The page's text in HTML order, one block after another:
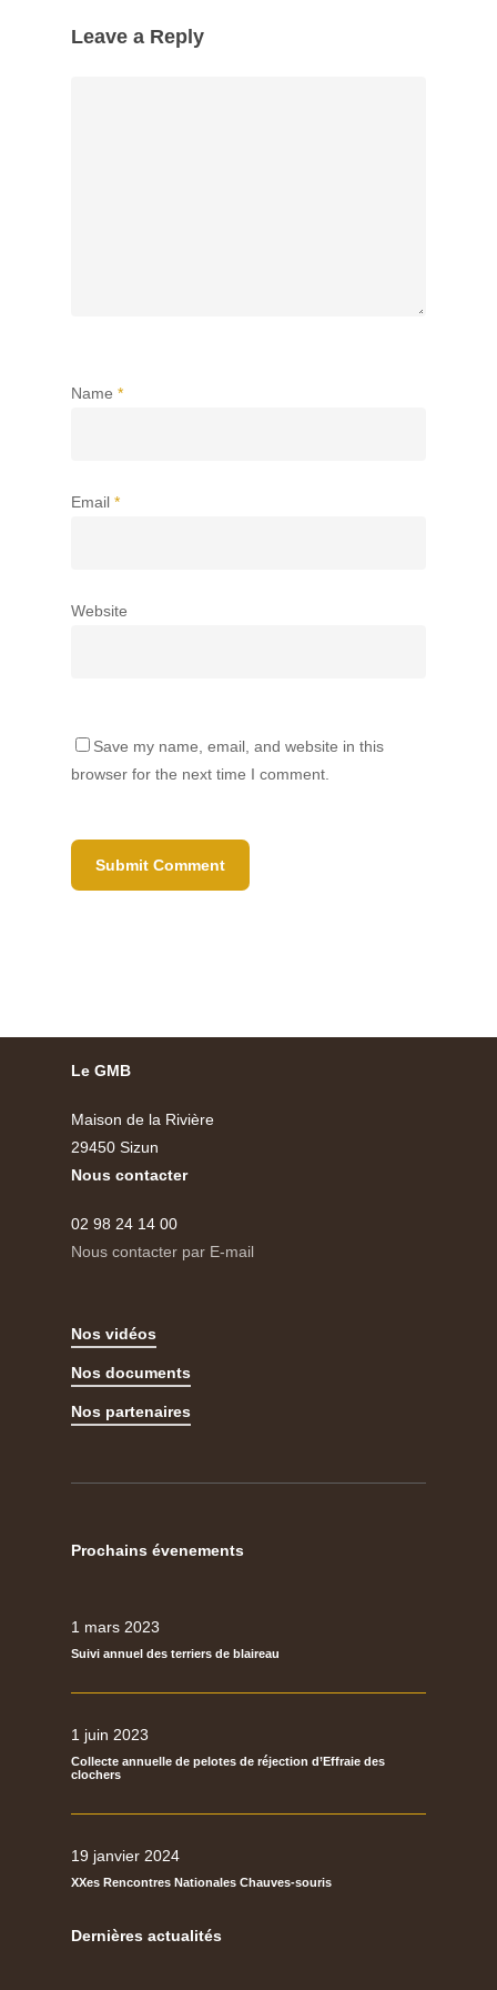
Leave a Reply
Name *
Email *
Website
Save my name, email, and website in this
browser for the next time I comment.
Le GMB
Maison de la Rivière
29450 Sizun
Nous contacter
02 98 24 14 00
Nous contacter par E-mail
Nos vidéos
Nos documents
Nos partenaires
Prochains évenements
1 mars 2023
Suivi annuel des terriers de blaireau
1 juin 2023
Collecte annuelle de pelotes de réjection d’Effraie des
clochers
19 janvier 2024
XXes Rencontres Nationales Chauves-souris
Dernières actualités